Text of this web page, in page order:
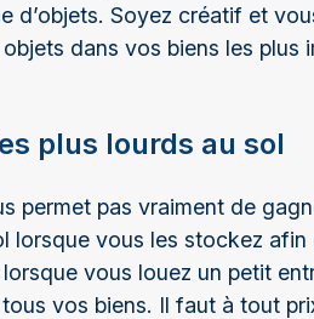
d’objets. Soyez créatif et
dans vos biens les plus
plus lourds au sol
permet pas vraiment de
lorsque vous les stockez afin
vous louez un petit
vos biens. Il faut à tout